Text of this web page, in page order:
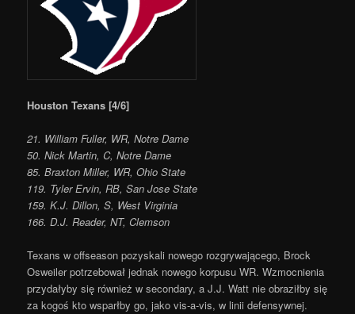
Houston Texans [4/6]
21. William Fuller, WR, Notre Dame
50. Nick Martin, C, Notre Dame
85. Braxton Miller, WR, Ohio State
119. Tyler Ervin, RB, San Jose State
159. K.J. Dillon, S, West Virginia
166. D.J. Reader, NT, Clemson
Texans w offseason pozyskali nowego rozgrywającego, Brock
Osweiler potrzebował jednak nowego korpusu WR. Wzmocnienia
przydałyby się również w secondary, a J.J. Watt nie obraziłby się
za kogoś kto wsparłby go, jako vis-a-vis, w linii defensywnej.